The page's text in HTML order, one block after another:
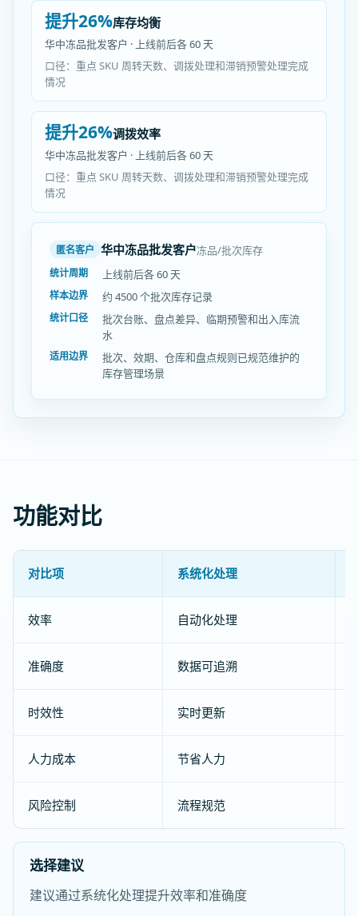
提升26%库存均衡
华中冻品批发客户 · 上线前后各 60 天
口径：重点 SKU 周转天数、调拨处理和滞销预警处理完成
情况
提升26%调拨效率
华中冻品批发客户 · 上线前后各 60 天
口径：重点 SKU 周转天数、调拨处理和滞销预警处理完成
情况
匿名客户 华中冻品批发客户冻品/批次库存
统计周期 上线前后各 60 天
样本边界 约 4500 个批次库存记录
统计口径
批次台账、盘点差异、临期预警和出入库流
水
适用边界
批次、效期、仓库和盘点规则已规范维护的
库存管理场景
功能对比
对比项 系统化处理
效率 自动化处理
准确度 数据可追溯
时效性 实时更新
人力成本 节省人力
风险控制 流程规范
选择建议
建议通过系统化处理提升效率和准确度